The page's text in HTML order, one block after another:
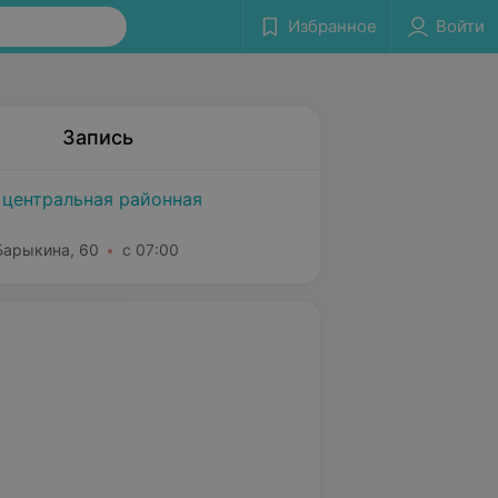
Избранное Войти
Запись
районная
60 с 07:00